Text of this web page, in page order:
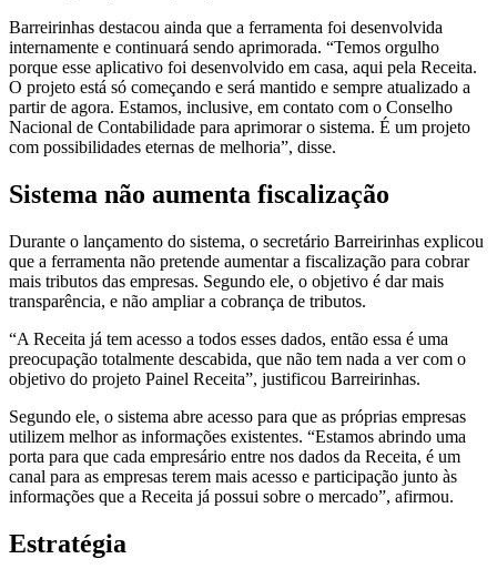
Barreirinhas destacou ainda que a ferramenta foi desenvolvida
internamente e continuará sendo aprimorada. “Temos orgulho
porque esse aplicativo foi desenvolvido em casa, aqui pela Receita.
O projeto está só começando e será mantido e sempre atualizado a
partir de agora. Estamos, inclusive, em contato com o Conselho
Nacional de Contabilidade para aprimorar o sistema. É um projeto
com possibilidades eternas de melhoria”, disse.
Sistema não aumenta fiscalização
Durante o lançamento do sistema, o secretário Barreirinhas explicou
que a ferramenta não pretende aumentar a fiscalização para cobrar
mais tributos das empresas. Segundo ele, o objetivo é dar mais
transparência, e não ampliar a cobrança de tributos.
“A Receita já tem acesso a todos esses dados, então essa é uma
preocupação totalmente descabida, que não tem nada a ver com o
objetivo do projeto Painel Receita”, justificou Barreirinhas.
Segundo ele, o sistema abre acesso para que as próprias empresas
utilizem melhor as informações existentes. “Estamos abrindo uma
porta para que cada empresário entre nos dados da Receita, é um
canal para as empresas terem mais acesso e participação junto às
informações que a Receita já possui sobre o mercado”, afirmou.
Estratégia